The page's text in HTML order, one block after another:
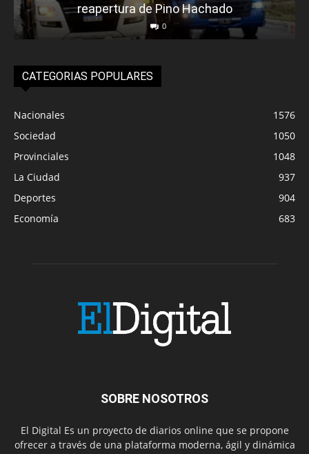
reapertura de Pino Hachado
0
CATEGORIAS POPULARES
Nacionales
1576
Sociedad
1050
Provinciales
1048
La Ciudad
937
Deportes
904
Economía
683
SOBRE NOSOTROS
El Digital Es un proyecto de diarios online que se propone
ofrecer a través de una plataforma moderna, ágil y dinámica